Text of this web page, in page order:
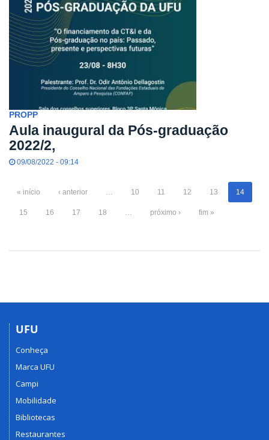
PROPP
Aula inaugural da Pós-graduação
2022/2,
09/08/2022 - 09:14
« início ‹ anterior … 10 11 12 13 14
15 16 17 18 … próximo › fim »
UFU
Conheça
Marca UFU
Campi
Mobilidade
Bibliotecas
Restaurantes